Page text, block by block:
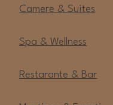
Camere & Suites
Spa & Wellness
Restarante & Bar